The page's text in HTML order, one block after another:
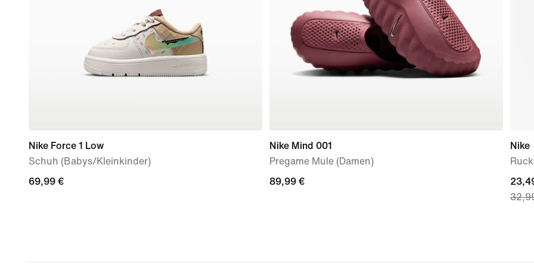
Nike Force 1 Low
Schuh (Babys/Kleinkinder)
69,99 €
69,99 €
Nike Mind 001
Pregame Mule (Damen)
89,99 €
89,99 €
Nike
price